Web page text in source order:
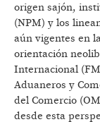
origen sajón,
(NPM) y los
aún vigentes en
orientación
Internacional
Aduaneros y
del Comercio
desde esta